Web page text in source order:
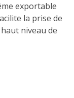
exportable
la prise de
niveau de